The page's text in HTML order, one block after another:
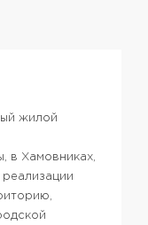
жилой
в Хамовниках,